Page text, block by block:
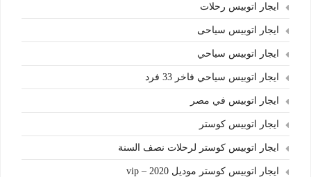
ايجار اتوبيس رحلات
ايجار اتوبيس سياحى
ايجار اتوبيس سياحي
ايجار اتوبيس سياحي فاخر 33 فرد
ايجار اتوبيس في مصر
ايجار اتوبيس كوستر
ايجار اتوبيس كوستر لرحلات نصف السنة
ايجار اتوبيس كوستر موديل 2020 – vip